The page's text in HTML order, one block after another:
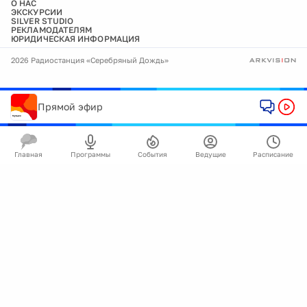
О НАС
ЭКСКУРСИИ
SILVER STUDIO
РЕКЛАМОДАТЕЛЯМ
ЮРИДИЧЕСКАЯ ИНФОРМАЦИЯ
2026 Радиостанция «Серебряный Дождь»
Прямой эфир
Главная Программы События Ведущие Расписание